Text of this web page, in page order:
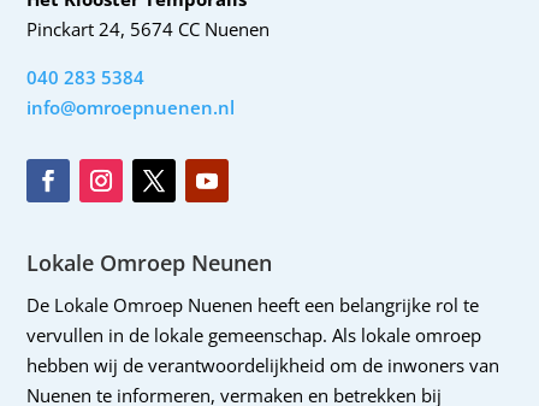
Pinckart 24, 5674 CC Nuenen
040 283 5384
info@omroepnuenen.nl
Lokale Omroep Neunen
De Lokale Omroep Nuenen heeft een belangrijke rol te
vervullen in de lokale gemeenschap. Als lokale omroep
hebben wij de verantwoordelijkheid om de inwoners van
Nuenen te informeren, vermaken en betrekken bij